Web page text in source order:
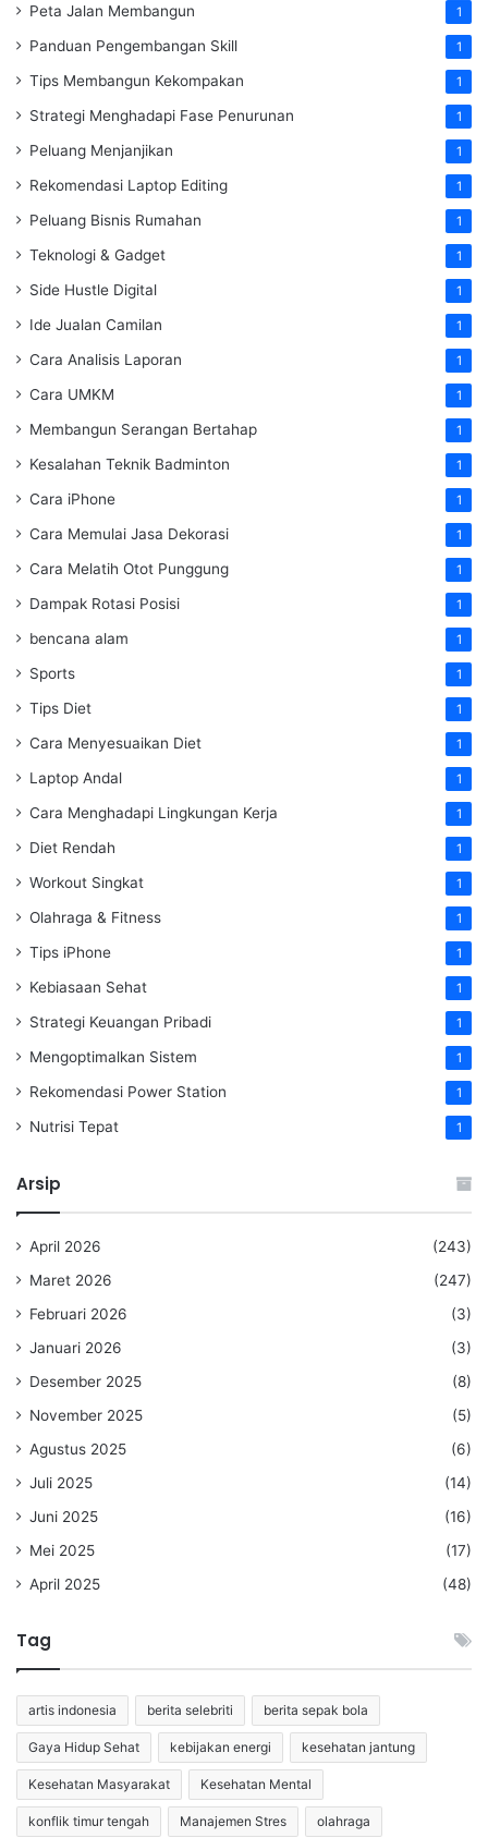
Peta Jalan Membangun 1
Panduan Pengembangan Skill 1
Tips Membangun Kekompakan 1
Strategi Menghadapi Fase Penurunan 1
Peluang Menjanjikan 1
Rekomendasi Laptop Editing 1
Peluang Bisnis Rumahan 1
Teknologi & Gadget 1
Side Hustle Digital 1
Ide Jualan Camilan 1
Cara Analisis Laporan 1
Cara UMKM 1
Membangun Serangan Bertahap 1
Kesalahan Teknik Badminton 1
Cara iPhone 1
Cara Memulai Jasa Dekorasi 1
Cara Melatih Otot Punggung 1
Dampak Rotasi Posisi 1
bencana alam 1
Sports 1
Tips Diet 1
Cara Menyesuaikan Diet 1
Laptop Andal 1
Cara Menghadapi Lingkungan Kerja 1
Diet Rendah 1
Workout Singkat 1
Olahraga & Fitness 1
Tips iPhone 1
Kebiasaan Sehat 1
Strategi Keuangan Pribadi 1
Mengoptimalkan Sistem 1
Rekomendasi Power Station 1
Nutrisi Tepat 1
Arsip
April 2026
(243)
Maret 2026
(247)
Februari 2026
(3)
Januari 2026
(3)
Desember 2025
(8)
November 2025
(5)
Agustus 2025
(6)
Juli 2025
(14)
Juni 2025
(16)
Mei 2025
(17)
April 2025
(48)
Tag
artis indonesia berita selebriti berita sepak bola
Gaya Hidup Sehat kebijakan energi kesehatan jantung
Kesehatan Masyarakat Kesehatan Mental
konflik timur tengah Manajemen Stres olahraga